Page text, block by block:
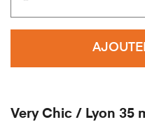
Very Chic / Lyon 35